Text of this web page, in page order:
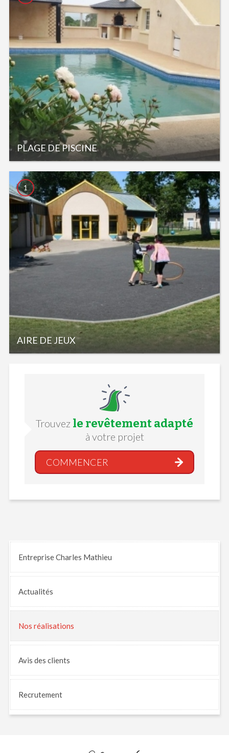
PLAGE DE PISCINE
AIRE DE JEUX
1
Trouvez le revêtement adapté
à votre projet
COMMENCER
Entreprise Charles Mathieu
Actualités
Nos réalisations
Avis des clients
Recrutement